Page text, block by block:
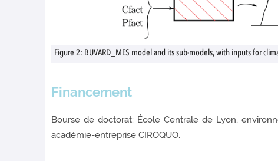
Figure 2: BUVARD_MES model and its sub-models, with inputs for
Financement
Bourse de doctorat: École Centrale de Lyon,
académie-entreprise CIROQUO.